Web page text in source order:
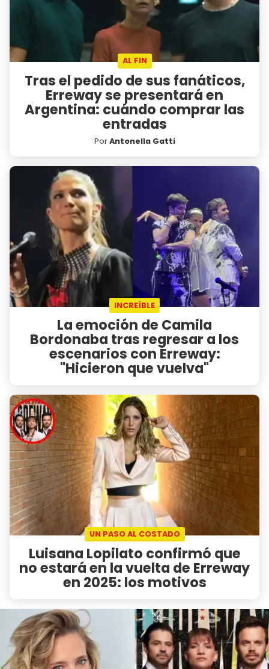
AL FIN
Tras el pedido de sus fanáticos,
Erreway se presentará en
Argentina: cuándo comprar las
entradas
PorAntonella Gatti
INCREÍBLE
La emoción de Camila
Bordonaba tras regresar a los
escenarios con Erreway:
"Hicieron que vuelva"
UN PASO AL COSTADO
Luisana Lopilato confirmó que
no estará en la vuelta de Erreway
en 2025: los motivos